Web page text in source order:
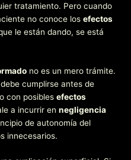
tratamiento. Pero cuando
no conoce los efectos
le están dando, se está
no es un mero trámite.
cumplirse antes de
con posibles efectos
a incurrir en negligencia
de autonomía del
innecesarios.